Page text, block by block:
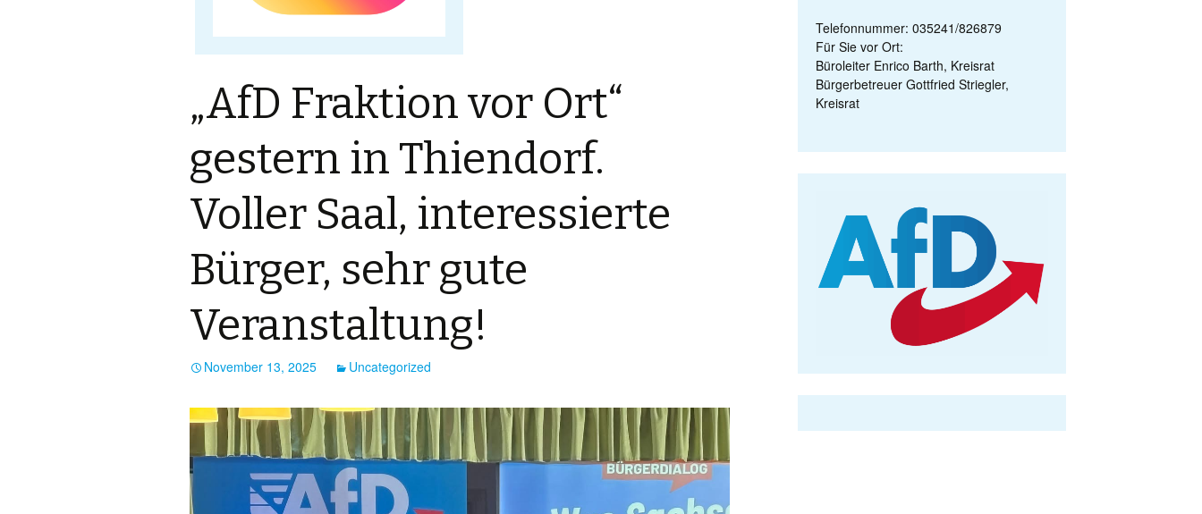
„AfD Fraktion vor Ort“
gestern in Thiendorf.
Voller Saal, interessierte
Bürger, sehr gute
Veranstaltung!
November 13, 2025 Uncategorized
Telefonnummer: 035241/826879
Für Sie vor Ort:
Büroleiter Enrico Barth, Kreisrat
Bürgerbetreuer Gottfried Striegler,
Kreisrat